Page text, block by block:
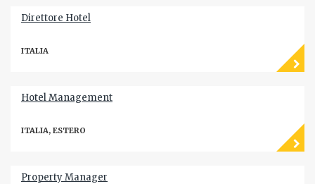
Direttore Hotel
ITALIA
Hotel Management
ITALIA, ESTERO
Property Manager